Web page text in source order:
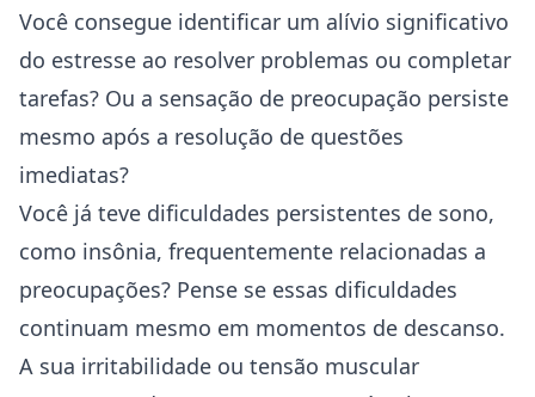
Você consegue identificar um alívio significativo
do estresse ao resolver problemas ou completar
tarefas? Ou a sensação de preocupação persiste
mesmo após a resolução de questões
imediatas?
Você já teve dificuldades persistentes de sono,
como insônia, frequentemente relacionadas a
preocupações? Pense se essas dificuldades
continuam mesmo em momentos de descanso.
A sua irritabilidade ou tensão muscular